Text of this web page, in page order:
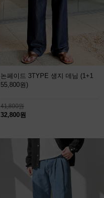
논페이드 3TYPE 생지 데님 (1+1
55,800원)
41,800원
32,800원